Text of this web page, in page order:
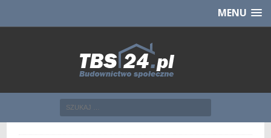
CHCĘ [klik]MENU